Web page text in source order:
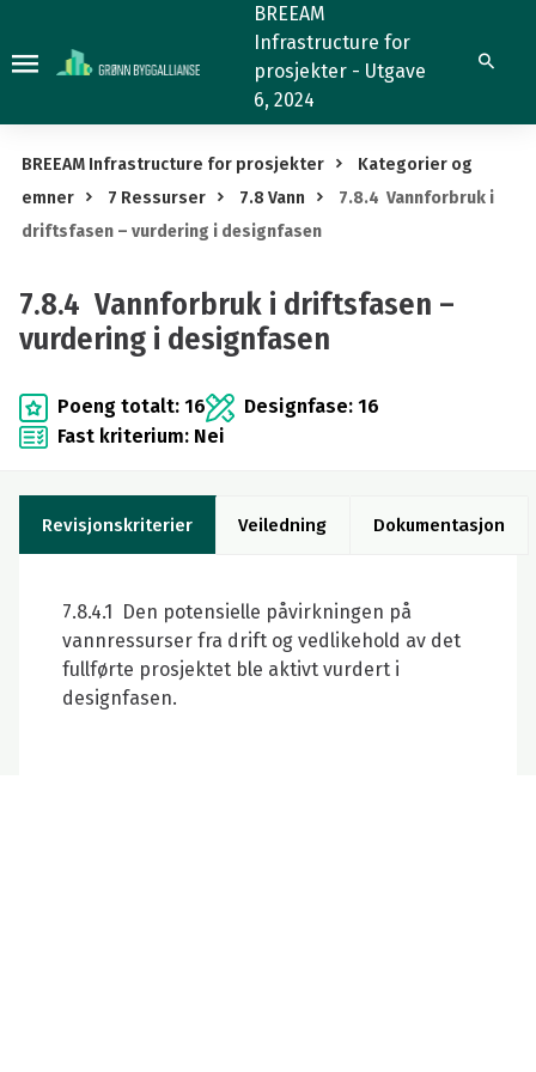
Vannforbruk
driftsfasen
vurdering
BREEAM
Infrastructure for
prosjekter - Utgave
6, 2024
Søk
BREEAM Infrastructure for prosjekter
Kategorier og
emner
7 Ressurser 7.8 Vann
7.8.4 Vannforbruk i
driftsfasen – vurdering i designfasen
7.8.4 Vannforbruk i driftsfasen –
vurdering i designfasen
Poeng totalt: 16
Designfase: 16
Fast kriterium: Nei
Revisjonskriterier Veiledning Dokumentasjon
7.8.4.1 Den potensielle påvirkningen på
vannressurser fra drift og vedlikehold av det
fullførte prosjektet ble aktivt vurdert i
designfasen.